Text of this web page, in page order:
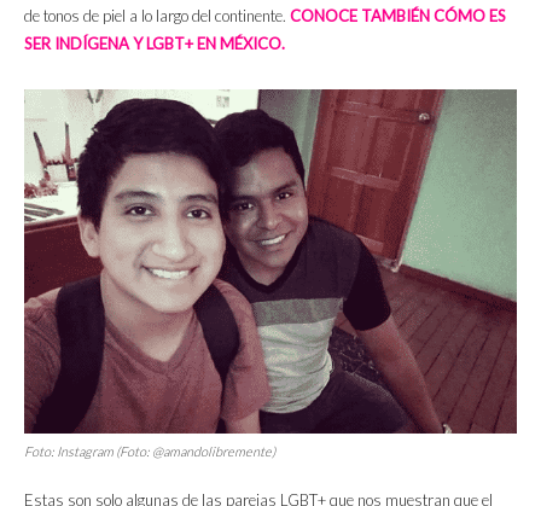
de tonos de piel a lo largo del continente. CONOCE TAMBIÉN CÓMO ES
SER INDÍGENA Y LGBT+ EN MÉXICO.
Foto: Instagram (Foto: @amandolibremente)
Estas son solo algunas de las parejas LGBT+ que nos muestran que el